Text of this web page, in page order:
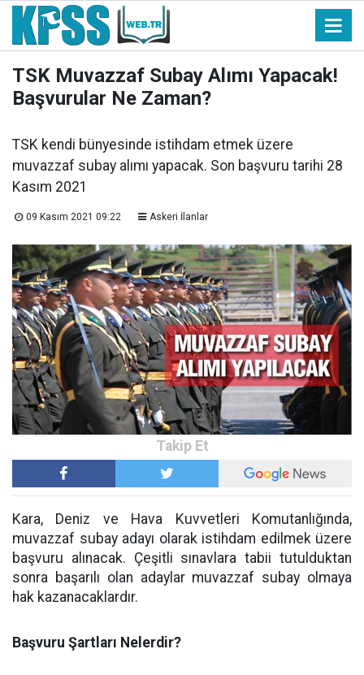
TSK Muvazzaf Subay Alımı Yapacak!
Başvurular Ne Zaman?
TSK kendi bünyesinde istihdam etmek üzere
muvazzaf subay alımı yapacak. Son başvuru tarihi 28
Kasım 2021
09 Kasım 2021 09:22 Askeri İlanlar
Kara, Deniz ve Hava Kuvvetleri Komutanlığında,
muvazzaf subay adayı olarak istihdam edilmek üzere
başvuru alınacak. Çeşitli sınavlara tabii tutulduktan
sonra başarılı olan adaylar muvazzaf subay olmaya
hak kazanacaklardır.
Başvuru Şartları Nelerdir?